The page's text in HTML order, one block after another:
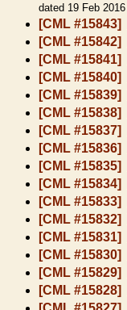
dated 19 Feb 2016
[CML #15843]
[CML #15842]
[CML #15841]
[CML #15840]
[CML #15839]
[CML #15838]
[CML #15837]
[CML #15836]
[CML #15835]
[CML #15834]
[CML #15833]
[CML #15832]
[CML #15831]
[CML #15830]
[CML #15829]
[CML #15828]